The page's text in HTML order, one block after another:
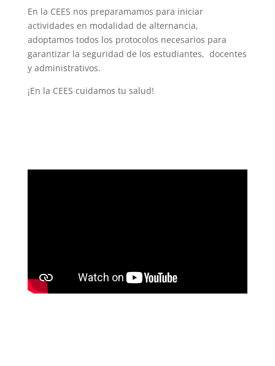
En la CEES nos preparamamos para iniciar
actividades en modalidad de alternancia,
adoptamos todos los protocolos necesarios para
garantizar la seguridad de los estudiantes, docentes
y administrativos.
¡En la CEES cuidamos tu salud!